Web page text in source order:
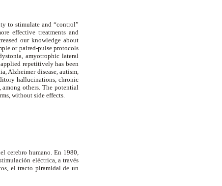
to stimulate and “control”
effective treatments and
our knowledge about
or paired-pulse protocols
amyotrophic lateral
repetitively has been
Alzheimer disease, autism,
hallucinations, chronic
among others. The potential
without side effects.
cerebro humano. En 1980,
eléctrica, a través
el tracto piramidal de un